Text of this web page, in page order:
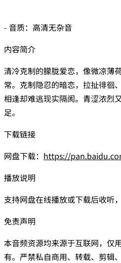
- 音质：高清无杂音
内容简介
清冷克制的朦胧爱恋，像微凉薄
常。克制隐忍的暗恋，拉扯徘徊
相逢却难逃现实隔阂。青涩浓烈
足。
下载链接
网盘下载： https://
播放说明
支持网盘在线播放或下载后收听
免责声明
本音频资源均来源于互联网，仅
有。严禁私自商用、转载、剪辑